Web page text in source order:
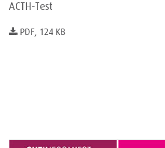
ACTH-Test
PDF, 124 KB